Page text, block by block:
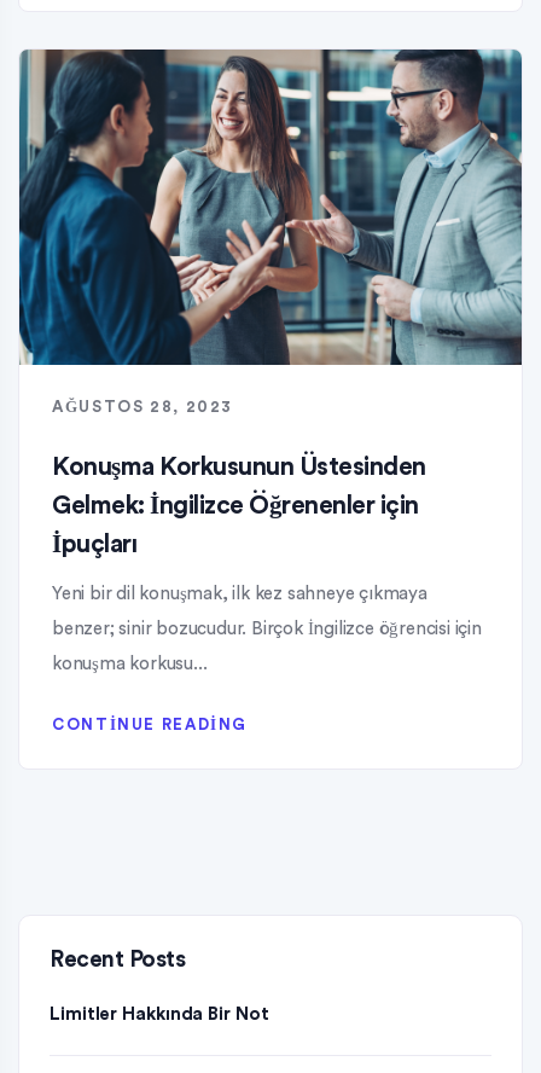
AĞUSTOS 28, 2023
Konuşma Korkusunun Üstesinden
Gelmek: İngilizce Öğrenenler için
İpuçları
Yeni bir dil konuşmak, ilk kez sahneye çıkmaya
benzer; sinir bozucudur. Birçok İngilizce öğrencisi için
konuşma korkusu...
CONTINUE READING
Recent Posts
Limitler Hakkında Bir Not